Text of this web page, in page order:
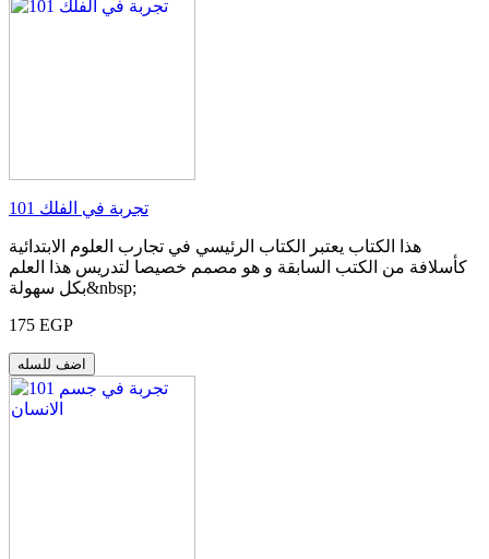
101 تجربة في الفلك
هذا الكتاب يعتبر الكتاب الرئيسي في تجارب العلوم الابتدائية
كأسلافة من الكتب السابقة و هو مصمم خصيصا لتدريس هذا العلم
بكل سهولة&nbsp;
175 EGP
اضف للسله